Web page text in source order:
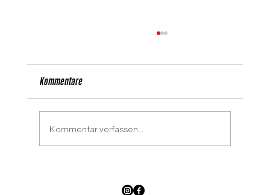
Kommentare
Kommentar verfassen...